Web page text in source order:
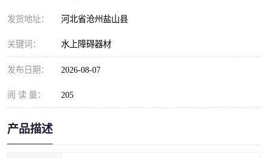
发货地址： 河北省沧州盐山县
关键词： 水上障碍器材
发布日期： 2026-08-07
阅 读 量： 205
产品描述